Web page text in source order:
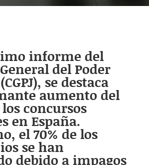
informe del
del Poder
se destaca
aumento del
los concursos
en España.
el 70% de los
se han
debido a impagos